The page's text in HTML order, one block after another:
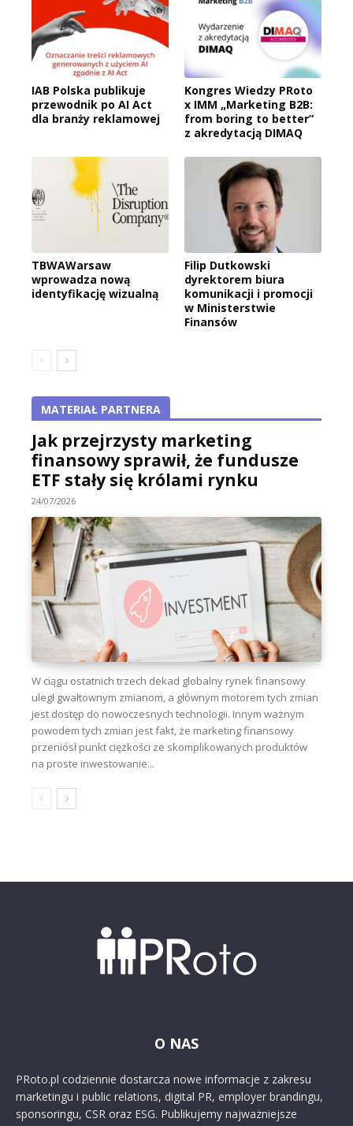
IAB Polska publikuje
przewodnik po AI Act
dla branży reklamowej
Kongres Wiedzy PRoto
x IMM „Marketing B2B:
from boring to better”
z akredytacją DIMAQ
TBWAWarsaw
wprowadza nową
identyfikację wizualną
Filip Dutkowski
dyrektorem biura
komunikacji i promocji
w Ministerstwie
Finansów
MATERIAŁ PARTNERA
Jak przejrzysty marketing
finansowy sprawił, że fundusze
ETF stały się królami rynku
24/07/2026
W ciągu ostatnich trzech dekad globalny rynek finansowy
uległ gwałtownym zmianom, a głównym motorem tych zmian
jest dostęp do nowoczesnych technologii. Innym ważnym
powodem tych zmian jest fakt, że marketing finansowy
przeniósł punkt ciężkości ze skomplikowanych produktów
na proste inwestowanie...
O NAS
PRoto.pl codziennie dostarcza nowe informacje z zakresu
marketingu i public relations, digital PR, employer brandingu,
sponsoringu, CSR oraz ESG. Publikujemy najważniejsze